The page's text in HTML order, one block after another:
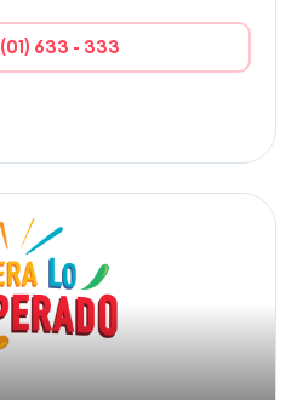
(01) 633 - 333